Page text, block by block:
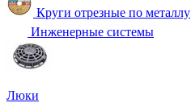
Круги отрезные по металлу
Инженерные системы
Люки